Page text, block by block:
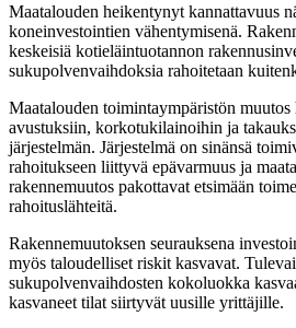
Maatalouden heikentynyt kannattavuus
koneinvestointien vähentymisenä.
keskeisiä kotieläintuotannon
sukupolvenvaihdoksia rahoitetaan
Maatalouden toimintaympäristön muutos
avustuksiin, korkotukilainoihin ja
järjestelmän. Järjestelmä on sinänsä
rahoitukseen liittyvä epävarmuus ja
rakennemuutos pakottavat etsimään
rahoituslähteitä.
Rakennemuutoksen seurauksena
myös taloudelliset riskit kasvavat.
sukupolvenvaihdosten kokoluokka
kasvaneet tilat siirtyvät uusille yrittäjille.